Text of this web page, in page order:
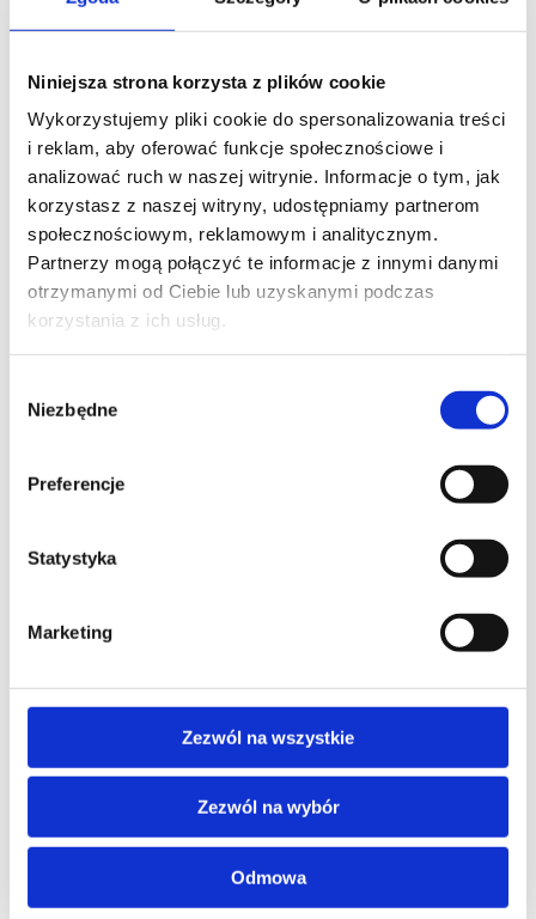
Niniejsza strona korzysta z plików cookie
Wykorzystujemy pliki cookie do spersonalizowania treści
i reklam, aby oferować funkcje społecznościowe i
analizować ruch w naszej witrynie. Informacje o tym, jak
korzystasz z naszej witryny, udostępniamy partnerom
społecznościowym, reklamowym i analitycznym.
Partnerzy mogą połączyć te informacje z innymi danymi
otrzymanymi od Ciebie lub uzyskanymi podczas
korzystania z ich usług.
zgody
Niezbędne
Preferencje
Statystyka
Marketing
Zezwól na wszystkie
Zezwól na wybór
Odmowa
FIRMA
TREŚĆ WIADOMOŚCI*
Wyrażam zgodę na przetwarzanie moich danych osobowych podanych w
Warszawa ul. Chłodna 51, KRS: 0000859378, NIP: 527-267-43-24, REGON:
- adres do korespondencji: Chłodna 51, 00-867 Warszawa
Administrator powołał Inspektora Ochrony Danych Pana Mariusz Zajkiewicza z
którym można się skontaktować przy pomocy poczty elektronicznej pisząc na